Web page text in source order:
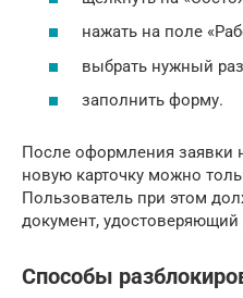
нажать на поле
выбрать нужный
заполнить форму.
После оформления заявки
новую карточку можно
Пользователь при этом
документ, удостоверяющий
Способы